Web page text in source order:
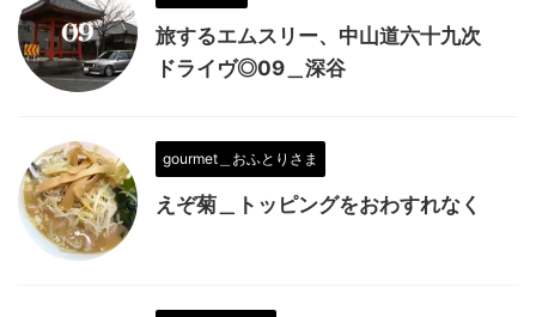
旅するエムスリー、中山道六十九次
ドライヴ◎09＿深谷
gourmet＿おふとりさま
えぞ菊＿トッピングをおわすれなく